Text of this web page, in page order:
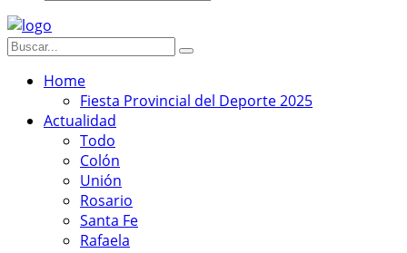
Home
Fiesta Provincial del Deporte 2025
Actualidad
Todo
Colón
Unión
Rosario
Santa Fe
Rafaela